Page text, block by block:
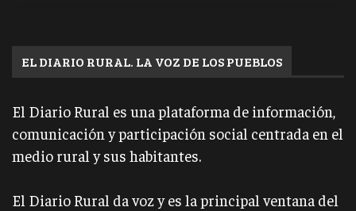
EL DIARIO RURAL. LA VOZ DE LOS PUEBLOS
El Diario Rural es una plataforma de información,
comunicación y participación social centrada en el
medio rural y sus habitantes.
El Diario Rural da voz y es la principal ventana del